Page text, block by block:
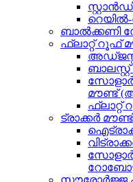
ബാൽക്കണി
ഫ്ലാറ്റ് റൂഫ്
സോളാർ
മൗണ്ട്
ഫ്ലാറ്റ്
ട്രാക്കർ
സൗരോർജ്ജ